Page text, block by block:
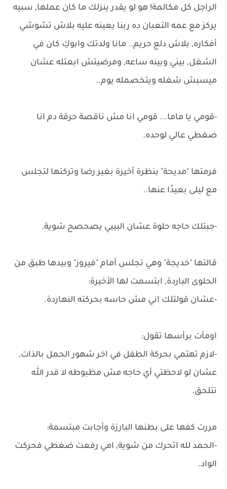
الراجل كل مكالمة! هو لو يقدر ينزلك ما كان عملها, سبيه
يركز مع عمه التعبان ده ربنا يعينه عليه بلاش تشوشي
أفكاره, بلاش دلع حريم.. مانا ولدتك وابوكِ كان في
الشغل, بيني وبينه ساعه, ومرضيتش ابعتله عشان
ميسبش شغله ويتخصمله يوم..
-قومي يا ماما... قومي انا مش ناقصة حرقة دم انا
ضغطي عالي لوحده.
فرمتها "مديحة" بنظرة أخيرة بغير رضا وتركتها لتجلس
مع ليلى بعيدًا عنها..
-جبتلك حاجه حلوة عشان البيبي يصحصح شوية.
قالتها "خديجة" وهي تجلس أمام "فيروز" وبيدها طبق من
الحلوى الباردة, ابتسمت لها الأخيرة:
-عشان قولتلك اني مش حاسه بحركته النهاردة.
اومأت برأسها تقول:
-لازم تهتمي بحركة الطفل في اخر شهور الحمل بالذات,
عشان لو لاحظتي أي حاجه مش مظبوطه لا قدر الله
تتلحق.
مررت كفها على بطنها البارزة وأجابت مبتسمة:
-الحمد لله اتحرك من شوية, امي رفعت ضغطي فحركت
الواد.